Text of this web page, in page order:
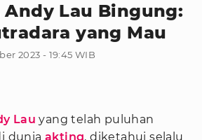
Lau Bingung:
yang Mau
2023 - 19:45 WIB
Lau yang telah puluhan
dunia akting, diketahui selalu